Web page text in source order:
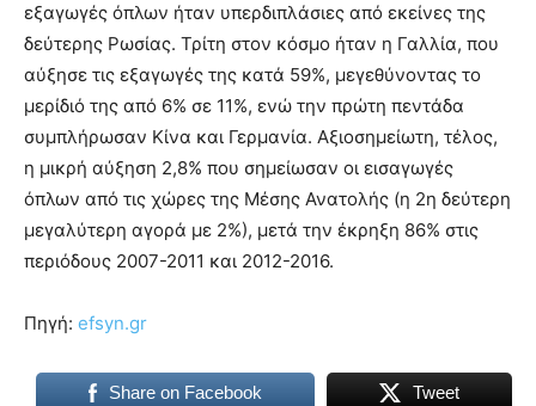
εξαγωγές όπλων ήταν υπερδιπλάσιες από εκείνες της
δεύτερης Ρωσίας. Τρίτη στον κόσμο ήταν η Γαλλία, που
αύξησε τις εξαγωγές της κατά 59%, μεγεθύνοντας το
μερίδιό της από 6% σε 11%, ενώ την πρώτη πεντάδα
συμπλήρωσαν Κίνα και Γερμανία. Αξιοσημείωτη, τέλος,
η μικρή αύξηση 2,8% που σημείωσαν οι εισαγωγές
όπλων από τις χώρες της Μέσης Ανατολής (η 2η δεύτερη
μεγαλύτερη αγορά με 2%), μετά την έκρηξη 86% στις
περιόδους 2007-2011 και 2012-2016.
Πηγή: efsyn.gr
Share on Facebook Tweet